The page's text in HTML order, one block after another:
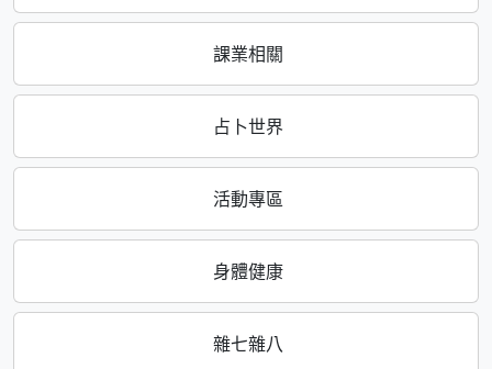
課業相關
占卜世界
活動專區
身體健康
雜七雜八